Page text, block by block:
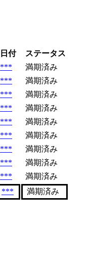
日付
ステータス
***
満期済み
***
満期済み
***
満期済み
***
満期済み
***
満期済み
***
満期済み
***
満期済み
***
満期済み
***
満期済み
***
満期済み